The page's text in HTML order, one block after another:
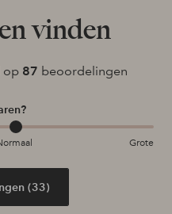
03-34
boven de 79 €
vinden
op 87 beoordelingen
Grote
(33)